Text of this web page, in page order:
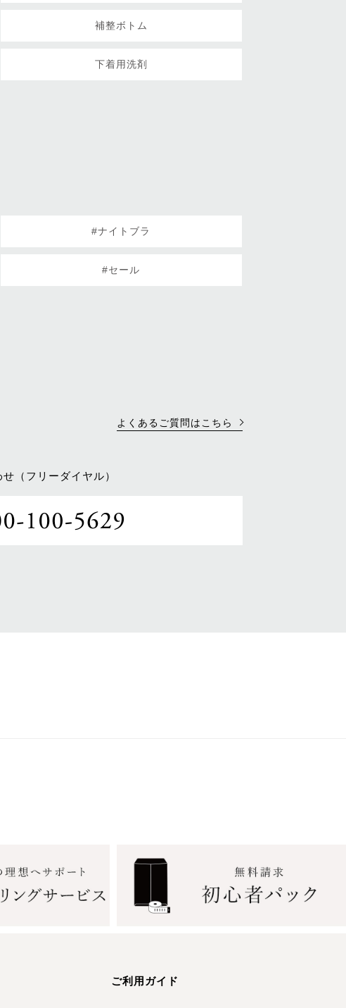
補整ボトム
下着用洗剤
#ナイトブラ
#セール
よくあるご質問はこちら
（フリーダイヤル）
ご利用ガイド